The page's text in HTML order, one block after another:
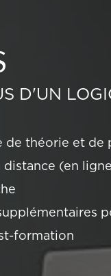
D'UN
de théorie et de
(en
formation